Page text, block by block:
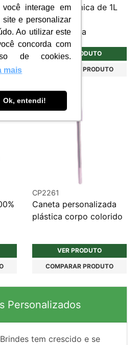
você interage em
site e personalizar
Ao utilizar este
concorda com
de cookies.
mais
Ok, entendi!
Garrafa Térmica de 1L
em Plástico
Personalizada
VER PRODUTO
COMPARAR PRODUTO
CP2261
Caneta personalizada
plástica corpo colorido
VER PRODUTO
COMPARAR PRODUTO
Personalizados
tem crescido e se